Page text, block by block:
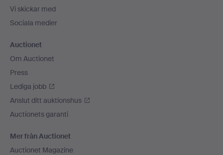
Vi skickar med
Sociala medier
Auctionet
Om Auctionet
Press
Lediga jobb
Anslut ditt auktionshus
Auctionets garanti
Mer från Auctionet
Auctionet Magazine